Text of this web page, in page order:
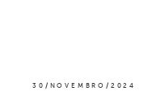
30/NOVEMBRO/2024